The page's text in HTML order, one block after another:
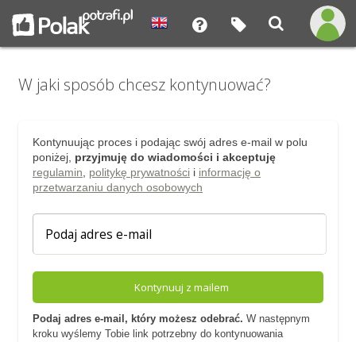
W jaki sposób chcesz kontynuować?
Kontynuując proces i podając swój adres e-mail w polu
poniżej, przyjmuję do wiadomości i akceptuję
regulamin
politykę prywatnościi informację o
przetwarzaniu danych osobowych
Kontynuuj z mailem
Podaj adres e-mail, który możesz odebrać. W następnym
kroku wyślemy Tobie link potrzebny do kontynuowania